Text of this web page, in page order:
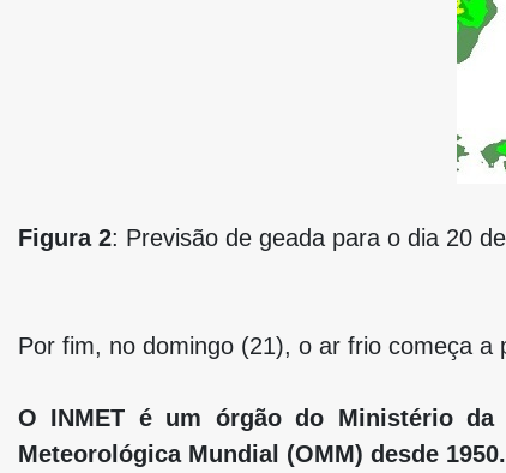
Figura 2: Previsão de geada para o dia 20
Por fim, no domingo (21), o ar frio começa
O INMET é um órgão do Ministério da
Meteorológica Mundial (OMM) desde 1950.